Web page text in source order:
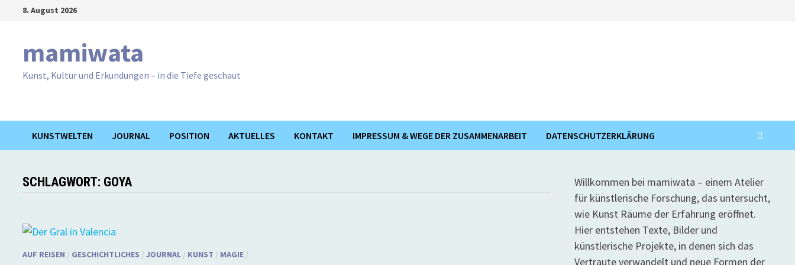
8. August 2026
mamiwata
Kunst, Kultur und Erkundungen – in die Tiefe geschaut
KUNSTWELTEN JOURNAL POSITION AKTUELLES KONTAKT IMPRESSUM & WEGE DER ZUSAMMENARBEIT DATENSCHUTZERKLÄRUNG
SCHLAGWORT: GOYA
AUF REISEN / GESCHICHTLICHES /JOURNAL / KUNST / MAGIE /
Willkommen bei mamiwata – einem Atelier
für künstlerische Forschung, das untersucht,
wie Kunst Räume der Erfahrung eröffnet.
Hier entstehen Texte, Bilder und
künstlerische Projekte, in denen sich das
Vertraute verwandelt und neue Formen der